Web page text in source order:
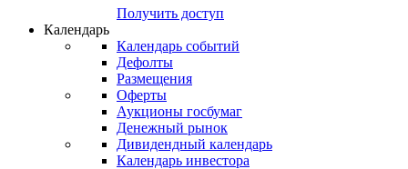
Получить доступ
Календарь
Календарь событий
Дефолты
Размещения
Оферты
Аукционы госбумаг
Денежный рынок
Дивидендный календарь
Календарь инвестора